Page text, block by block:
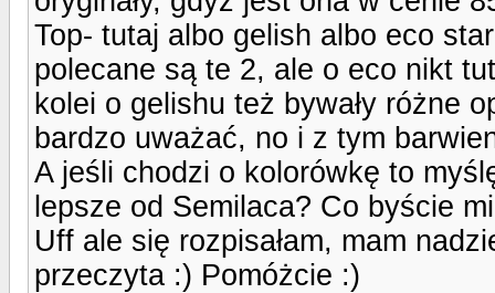
Top- tutaj albo gelish albo eco
polecane są te 2, ale o eco nikt
kolei o gelishu też bywały różne
bardzo uważać, no i z tym
A jeśli chodzi o kolorówkę to
lepsze od Semilaca? Co byście
Uff ale się rozpisałam, mam
przeczyta :) Pomóżcie :)